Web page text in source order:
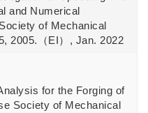
and Numerical
of Mechanical
2005.（EI）, Jan. 2022
for the Forging of
Society of Mechanical